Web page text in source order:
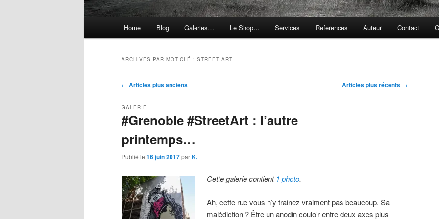
Home Blog Galeries… Le Shop… Services References Auteur Contact
ARCHIVES PAR MOT-CLÉ : STREET ART
Navigation
articles
← Articles plus anciens Articles plus récents →
#Grenoble #StreetArt : l’autre
printemps…
GALERIE
Publié le 16 juin 2017parK.
Cette galerie contient 1 photo.
Ah, cette rue vous n’y trainez vraiment pas beaucoup. Sa
malédiction ? Être un anodin couloir entre deux axes plus